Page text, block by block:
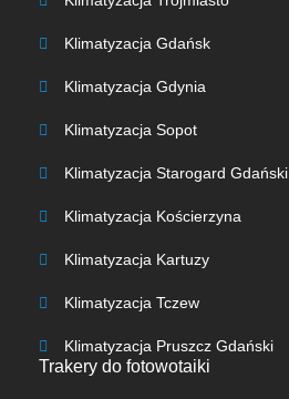
Klimatyzacja Gdańsk
Klimatyzacja Gdynia
Klimatyzacja Sopot
Klimatyzacja Starogard Gdański
Klimatyzacja Kościerzyna
Klimatyzacja Kartuzy
Klimatyzacja Tczew
Klimatyzacja Pruszcz Gdański
Trakery do fotowotaiki